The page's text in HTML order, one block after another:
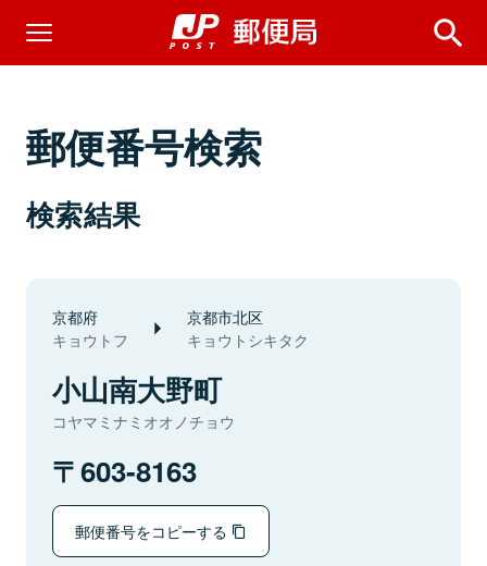
郵便番号検索
検索結果
京都府
キョウトフ
京都市北区
キョウトシキタク
小山南大野町
コヤマミナミオオノチョウ
603-8163
郵便番号をコピーする